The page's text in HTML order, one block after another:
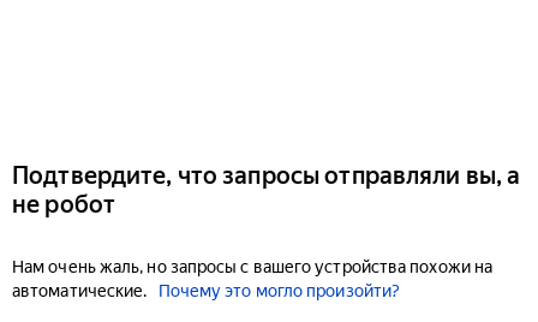
Подтвердите, что запросы отправляли вы, а
не робот
Нам очень жаль, но запросы с вашего устройства похожи на
автоматические.
Почему это могло произойти?